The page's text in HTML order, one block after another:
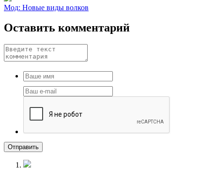
Мод: Новые виды волков
Оставить комментарий
Отправить